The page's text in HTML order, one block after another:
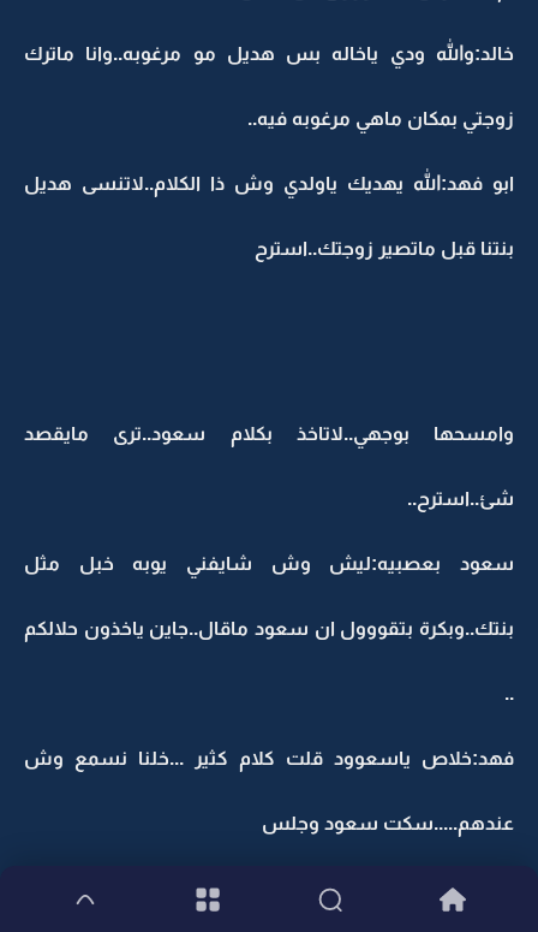
خالد:والله ودي ياخاله بس هديل مو مرغوبه..وانا ماترك
زوجتي بمكان ماهي مرغوبه فيه..
ابو فهد:الله يهديك ياولدي وش ذا الكلام..لاتنسى هديل
بنتنا قبل ماتصير زوجتك..استرح
وامسحها بوجهي..لاتاخذ بكلام سعود..ترى مايقصد
شئ..استرح..
سعود بعصبيه:ليش وش شايفني يوبه خبل مثل
بنتك..وبكرة بتقووول ان سعود ماقال..جاين ياخذون حلالكم
..
فهد:خلاص ياسعوود قلت كلام كثير ...خلنا نسمع وش
عندهم.....سكت سعود وجلس
وتاسف فهد نايبه عن اخوووه..تكلم خالد وقال السالفه اللي